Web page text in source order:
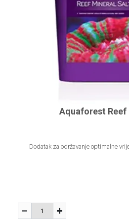
Aquaforest Reef
Dodatak za održavanje optimalne
-
Količina +